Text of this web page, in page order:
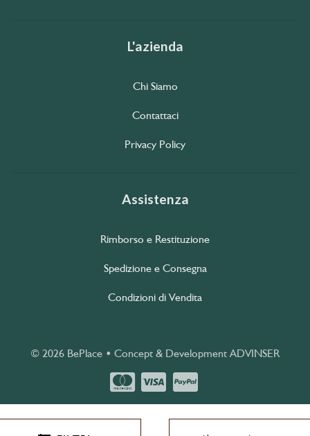
L'azienda
Chi Siamo
Contattaci
Privacy Policy
Assistenza
Rimborso e Restituzione
Spedizione e Consegna
Condizioni di Vendita
© 2026 BePlace • Concept & Development ADVINSER